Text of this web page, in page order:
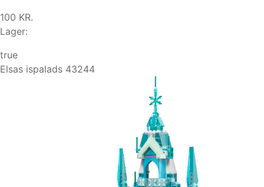
100 KR.
Lager:
true
Elsas ispalads 43244